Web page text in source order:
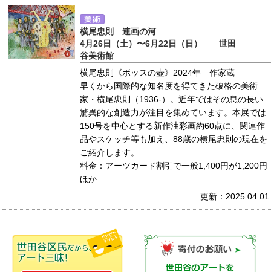
横尾忠則 連画の河
4月26日（土）〜6月22日（日） 世田
谷美術館
横尾忠則《ボッスの壺》2024年 作家蔵
早くから国際的な知名度を得てきた破格の美術
家・横尾忠則（1936-）。近年ではその息の長い
驚異的な創造力が注目を集めています。本展では
150号を中心とする新作油彩画約60点に、関連作
品やスケッチ等も加え、88歳の横尾忠則の現在を
ご紹介します。
料金：アーツカード割引で一般1,400円が1,200円
ほか
更新：2025.04.01